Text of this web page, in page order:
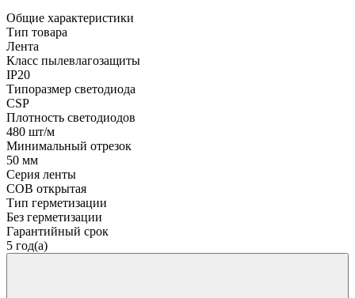
Общие характеристики
Тип товара
Лента
Класс пылевлагозащиты
IP20
Типоразмер светодиода
CSP
Плотность светодиодов
480 шт/м
Минимальный отрезок
50 мм
Серия ленты
COB открытая
Тип герметизации
Без герметизации
Гарантийный срок
5 год(а)